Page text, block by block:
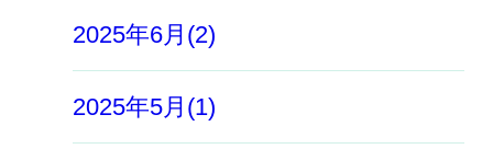
2025年6月(2)
2025年5月(1)